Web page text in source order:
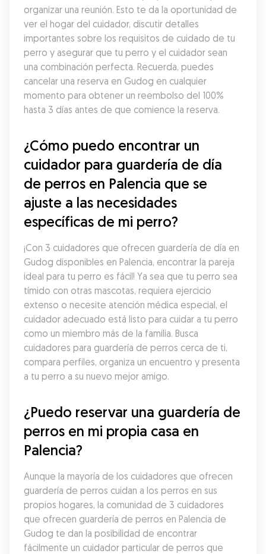
organizar una reunión. Esto te da la oportunidad de
ver el hogar del cuidador, discutir detalles
importantes sobre los requisitos de cuidado de tu
perro y asegurar que tu perro y el cuidador sean
una combinación perfecta. Recuerda, puedes
cancelar una reserva en Gudog en cualquier
momento para obtener un reembolso del 100%
hasta 3 días antes de que comience la reserva.
¿Cómo puedo encontrar un
cuidador para guardería de día
de perros en Palencia que se
ajuste a las necesidades
específicas de mi perro?
¡Con 3 cuidadores que ofrecen guardería de día en
Gudog disponibles en Palencia, encontrar la pareja
ideal para tu perro es fácil! Ya sea que tu perro sea
tímido con otras mascotas, requiera ejercicio
extenso o necesite atención médica especial, el
cuidador adecuado está listo para cuidar a tu perro
como un miembro más de la familia. Busca
cuidadores para guardería de perros cerca de ti,
compara perfiles, organiza un encuentro y presenta
a tu perro a su nuevo mejor amigo.
¿Puedo reservar una guardería de
perros en mi propia casa en
Palencia?
Aunque la mayoría de los cuidadores que ofrecen
guardería de perros cuidan a los perros en sus
propios hogares, la comunidad de 3 cuidadores
que ofrecen guardería de perros en Palencia de
Gudog te dan la posibilidad de encontrar
fácilmente un cuidador particular de perros que